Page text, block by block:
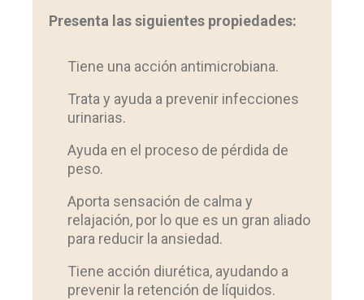
Presenta las siguientes propiedades:
Tiene una acción antimicrobiana.
Trata y ayuda a prevenir infecciones
urinarias.
Ayuda en el proceso de pérdida de
peso.
Aporta sensación de calma y
relajación, por lo que es un gran aliado
para reducir la ansiedad.
Tiene acción diurética, ayudando a
prevenir la retención de líquidos.